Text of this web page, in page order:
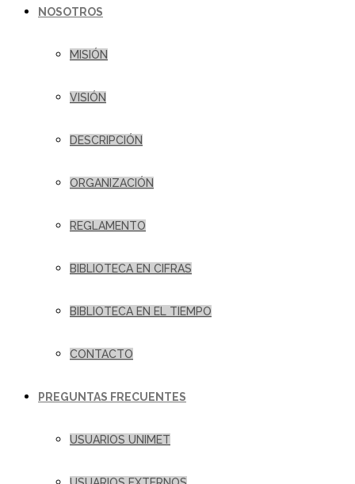
NOSOTROS
MISIÓN
VISIÓN
DESCRIPCIÓN
ORGANIZACIÓN
REGLAMENTO
BIBLIOTECA EN CIFRAS
BIBLIOTECA EN EL TIEMPO
CONTACTO
PREGUNTAS FRECUENTES
USUARIOS UNIMET